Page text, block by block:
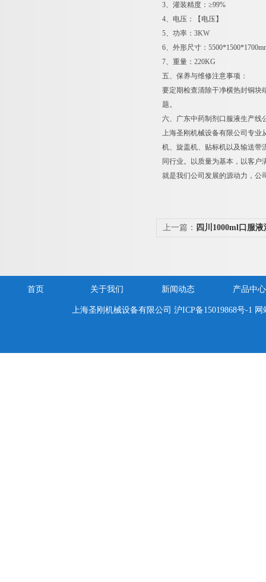
3、灌装精度：≥99%
4、电压：【电压】
5、功率：3KW
6、外形尺寸：
7、重量：220KG
五、保养与维修注意事项：
要定期检查清除干净横热封铜块
题。
六、广东中药制剂口服液生产线
上海圣刚机械设备有限公司专业
机、旋盖机、贴标机以及输送带
同行业。以质量为基本，以客
就是我们公司发展的源动力，
上一篇： 四川1000ml口服
首页 关于我们 新闻动态 产品中心
上海圣刚机械设备有限公司沪ICP备15019868号-1 网